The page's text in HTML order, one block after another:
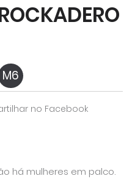
M6
no Facebook
há mulheres em palco.